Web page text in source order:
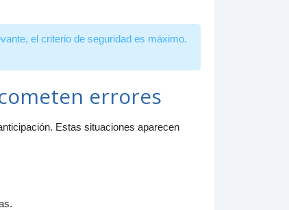
el criterio de seguridad es máximo.
errores
Estas situaciones aparecen